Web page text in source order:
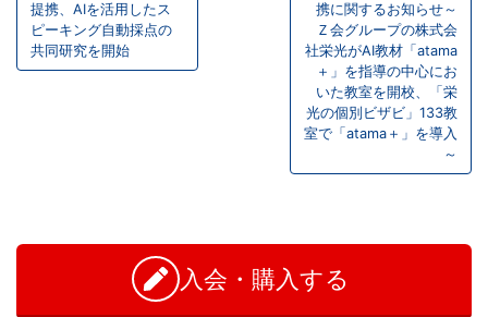
力
以
差
ナ
ビ
ン
提携、AIを活用したス
ピーキング自動採点の
共同研究を開始
携に関するお知らせ～
Ｚ会グループの株式会
社栄光がAI教材「atama
＋」を指導の中心にお
いた教室を開校、「栄
光の個別ビザビ」133教
室で「atama＋」を導入
～
入会・購入する